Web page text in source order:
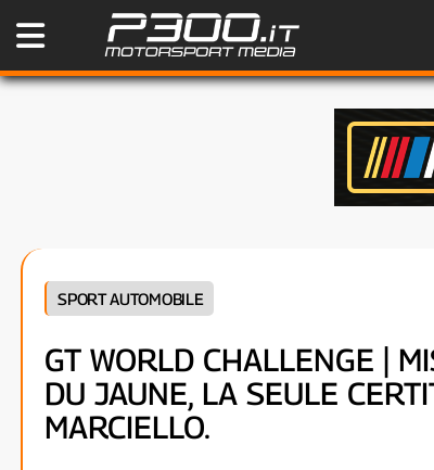
SPORT AUTOMOBILE
GT WORLD CHALLENGE |
DU JAUNE, LA SEULE
MARCIELLO.